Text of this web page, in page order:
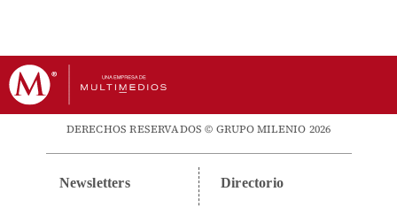
DERECHOS RESERVADOS © GRUPO MILENIO 2026
Newsletters Directorio